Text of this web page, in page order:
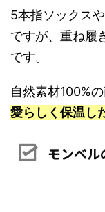
5本指ソックス
ですが、重ね履
です。
自然素材100%
愛らしく保温し
モンベル